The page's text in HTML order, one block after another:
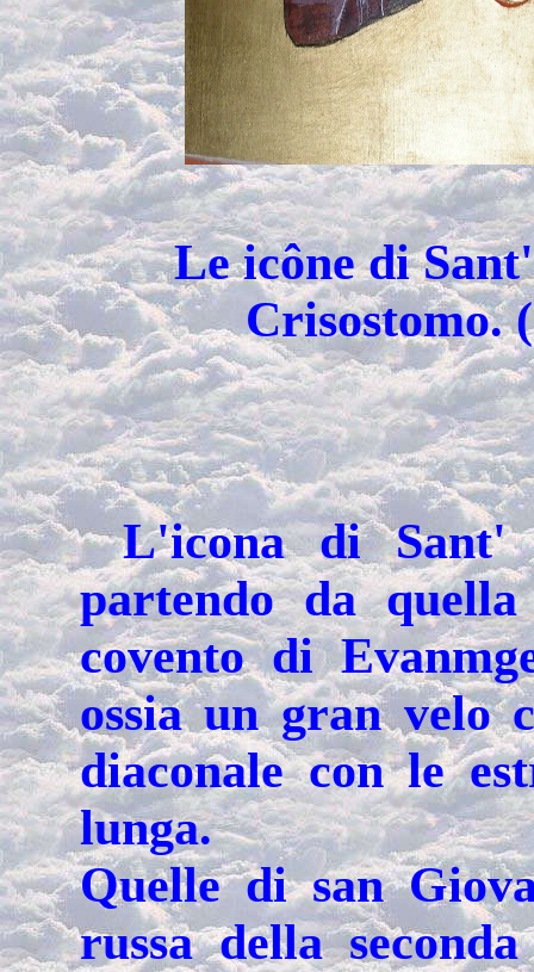
Le icône di
Crisostomo.
L'icona di Sant'
partendo da
covento di
ossia un gran velo
diaconale con le
lunga.
Quelle di san
russa della